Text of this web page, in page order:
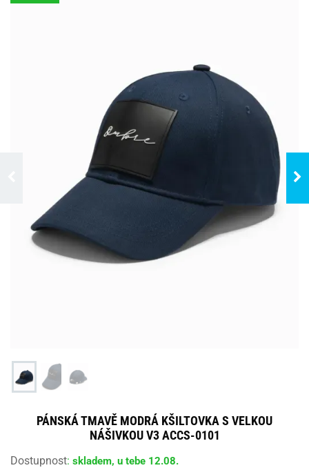
PÁNSKÁ TMAVĚ MODRÁ KŠILTOVKA S VELKOU
NÁŠIVKOU V3 ACCS-0101
Dostupnost: skladem, u tebe 12.08.